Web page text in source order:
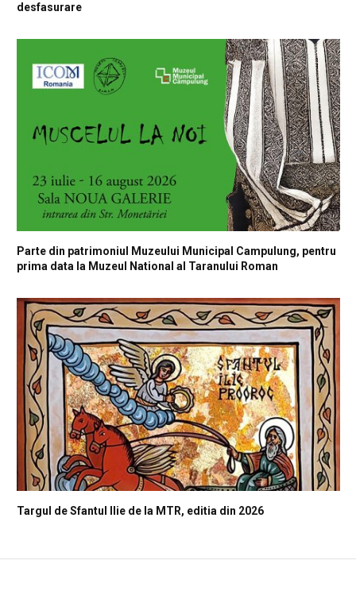
desfasurare
Parte din patrimoniul Muzeului Municipal Campulung, pentru
prima data la Muzeul National al Taranului Roman
Targul de Sfantul Ilie de la MTR, editia din 2026